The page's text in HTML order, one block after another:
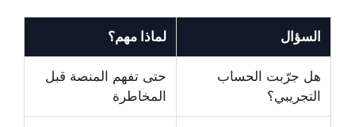
السؤال لماذا مهم؟
هل جرّبت الحساب
التجريبي؟
حتى تفهم المنصة قبل
المخاطرة